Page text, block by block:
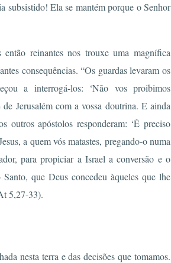
subsistido! Ela se mantém porque o Senhor
reinantes nos trouxe uma magnífica
consequências. “Os guardas levaram os
a interrogá-los: ‘Não vos proibimos
Jerusalém com a vossa doutrina. E ainda
outros apóstolos responderam: ‘É preciso
a quem vós matastes, pregando-o numa
para propiciar a Israel a conversão e o
que Deus concedeu àqueles que lhe
5,27-33).
nesta terra e das decisões que tomamos.